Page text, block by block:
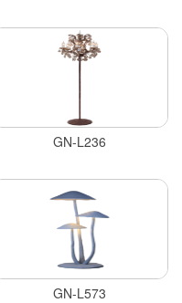
GN-L236
GN-L573